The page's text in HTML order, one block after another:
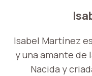
Isabel Martínez
y una amante de
Nacida y